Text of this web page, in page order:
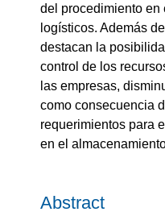
del procedimiento en
logísticos. Además
destacan la
control de los
las empresas,
como consecuencia
requerimientos para
en el
Abstract